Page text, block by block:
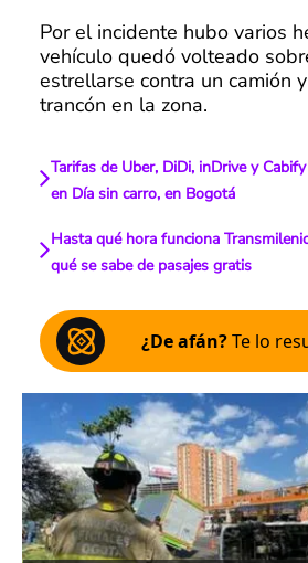
Por el incidente hubo varios
vehículo quedó volteado
estrellarse contra un camión
trancón en la zona.
Tarifas de Uber, DiDi, inDrive y
en Día sin carro, en Bogotá
Hasta qué hora funciona
qué se sabe de pasajes gratis
¿De afán?Te lo